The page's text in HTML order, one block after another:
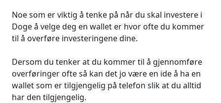
Noe som er viktig å tenke på når du skal investere i
Doge å velge deg en wallet er hvor ofte du kommer
til å overføre investeringene dine.
Dersom du tenker at du kommer til å gjennomføre
overføringer ofte så kan det jo være en ide å ha en
wallet som er tilgjengelig på telefon slik at du alltid
har den tilgjengelig.